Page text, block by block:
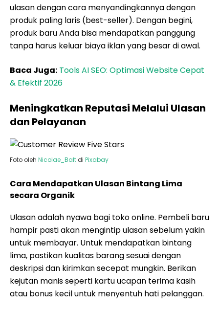
ulasan dengan cara menyandingkannya dengan
produk paling laris (best-seller). Dengan begini,
produk baru Anda bisa mendapatkan panggung
tanpa harus keluar biaya iklan yang besar di awal.
Baca Juga: Tools AI SEO: Optimasi Website Cepat
& Efektif 2026
Meningkatkan Reputasi Melalui Ulasan
dan Pelayanan
Foto oleh Nicolae_Balt di Pixabay
Cara Mendapatkan Ulasan Bintang Lima
secara Organik
Ulasan adalah nyawa bagi toko online. Pembeli baru
hampir pasti akan mengintip ulasan sebelum yakin
untuk membayar. Untuk mendapatkan bintang
lima, pastikan kualitas barang sesuai dengan
deskripsi dan kirimkan secepat mungkin. Berikan
kejutan manis seperti kartu ucapan terima kasih
atau bonus kecil untuk menyentuh hati pelanggan.